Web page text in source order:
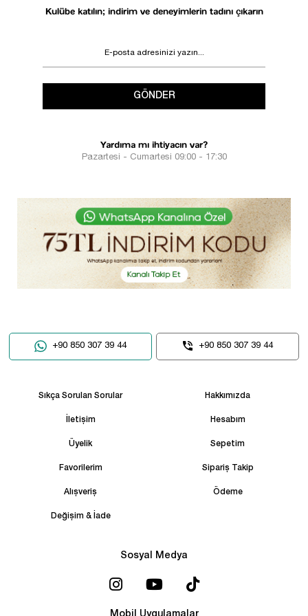
Kulübe katılın; indirim ve deneyimlerin tadını çıkarın
GÖNDER
Yardıma mı ihtiyacın var?
Pazartesi - Cumartesi 09:00 - 17:30
+90 850 307 39 44 +90 850 307 39 44
Sıkça Sorulan Sorular Hakkımızda
İletişim Hesabım
Üyelik Sepetim
Favorilerim Sipariş Takip
Alışveriş Ödeme
Değişim & İade
Sosyal Medya